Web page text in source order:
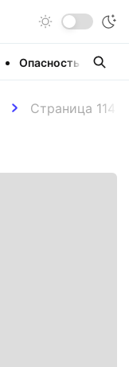
Опасность
Страница 114